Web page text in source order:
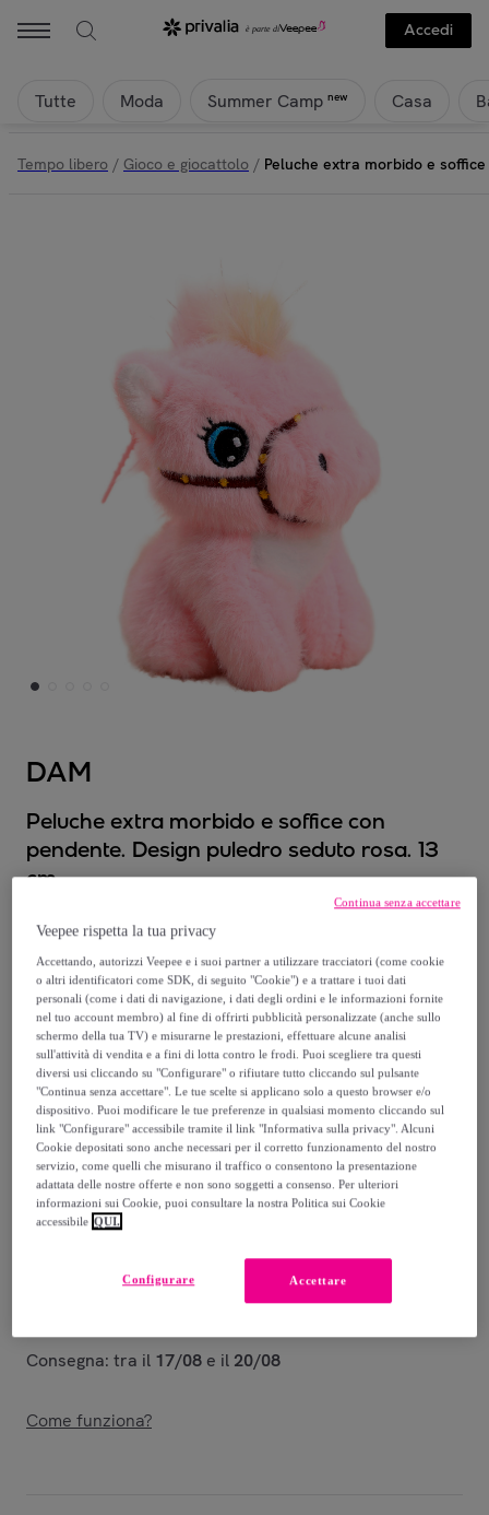
Accedi
Tutte Moda Summer Camp new Casa
Tempo libero / Gioco e giocattolo / Peluche extra morbido e
DAM
Peluche extra morbido e soffice con
pendente. Design puledro seduto rosa. 13
cm.
Peluche extra morbido e soffice
con pendente. Design puledro seduto rosa.
13 cm.
13,99 €
24,99 €
-44%
Venduto daEMPRENDIMIENTOS URBANOS
Consegna: tra il 17/08 e il 20/08
Come funziona?
Veepee rispetta la tua privacy
Accettando, autorizzi Veepee e i suoi partner a utilizzare tracciatori (come cookie
o altri identificatori come SDK, di seguito "Cookie") e a trattare i tuoi dati
personali (come i dati di navigazione, i dati degli ordini e le informazioni fornite
nel tuo account membro) al fine di offrirti pubblicità personalizzate (anche sullo
schermo della tua TV) e misurarne le prestazioni, effettuare alcune analisi
sull'attività di vendita e a fini di lotta contro le frodi. Puoi scegliere tra questi
diversi usi cliccando su "Configurare" o rifiutare tutto cliccando sul pulsante
"Continua senza accettare". Le tue scelte si applicano solo a questo browser e/o
dispositivo. Puoi modificare le tue preferenze in qualsiasi momento cliccando sul
link "Configurare" accessibile tramite il link "Informativa sulla privacy". Alcuni
Cookie depositati sono anche necessari per il corretto funzionamento del nostro
servizio, come quelli che misurano il traffico o consentono la presentazione
adattata delle nostre offerte e non sono soggetti a consenso. Per ulteriori
informazioni sui Cookie, puoi consultare la nostra Politica sui Cookie
accessibile QUI.
Accettare
Configurare
Continua senza accettare